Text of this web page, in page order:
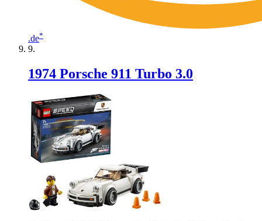
.de*
1974 Porsche 911 Turbo 3.0